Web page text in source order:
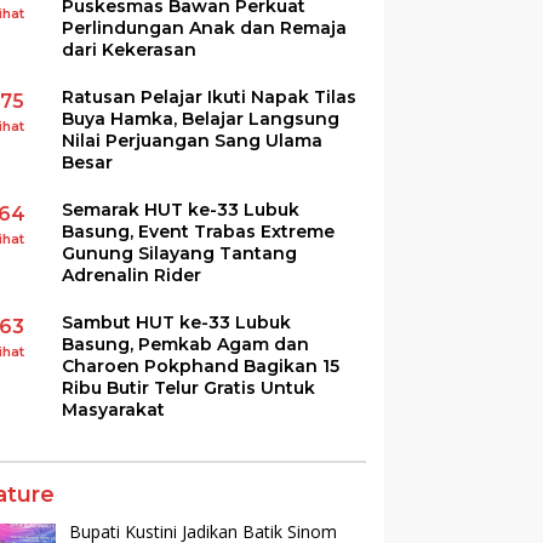
Puskesmas Bawan Perkuat
Perlindungan Anak dan Remaja
dari Kekerasan
Ratusan Pelajar Ikuti Napak Tilas
Buya Hamka, Belajar Langsung
Nilai Perjuangan Sang Ulama
Besar
Semarak HUT ke-33 Lubuk
Basung, Event Trabas Extreme
Gunung Silayang Tantang
Adrenalin Rider
Sambut HUT ke-33 Lubuk
Basung, Pemkab Agam dan
Charoen Pokphand Bagikan 15
Ribu Butir Telur Gratis Untuk
Masyarakat
Bupati Kustini Jadikan Batik Sinom